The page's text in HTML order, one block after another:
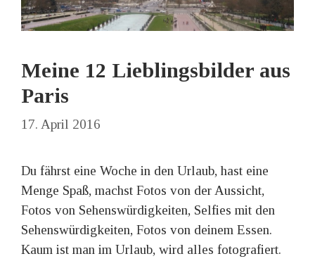
Meine 12 Lieblingsbilder aus
Paris
17. April 2016
Du fährst eine Woche in den Urlaub, hast eine
Menge Spaß, machst Fotos von der Aussicht,
Fotos von Sehenswürdigkeiten, Selfies mit den
Sehenswürdigkeiten, Fotos von deinem Essen.
Kaum ist man im Urlaub, wird alles fotografiert.